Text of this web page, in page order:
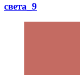
света_9